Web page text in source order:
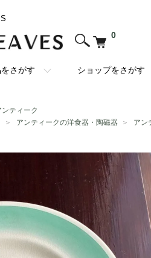
0
さがす ショップをさがす
ティーク
＞ アンティークの洋食器・陶磁器 ＞ アン